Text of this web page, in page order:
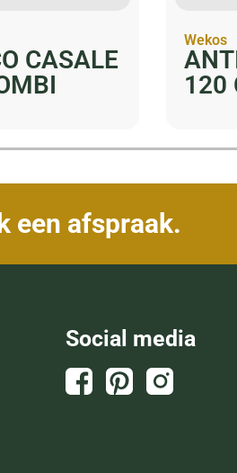
CASALE
Wekos
120
een afspraak.
Social media